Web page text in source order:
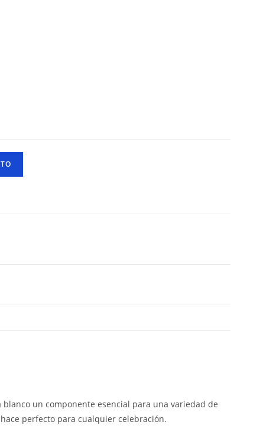
un componente esencial para una variedad de
perfecto para cualquier celebración.